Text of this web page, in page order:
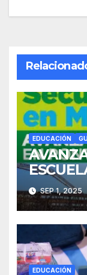
EDUCACIÓN
SEP 1, 2025
EDUCACIÓN